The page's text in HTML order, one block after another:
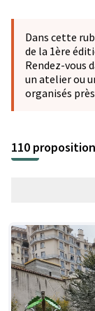
−
Dans cette
de la 1ère
Rendez-vous
un atelier ou
organisés
110